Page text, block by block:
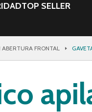
TOP SELLER
ABERTURA FRONTAL